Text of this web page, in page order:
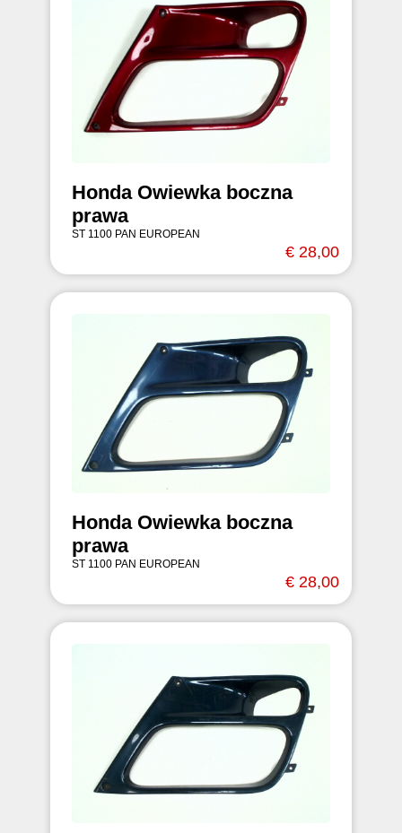
Honda Owiewka boczna
prawa
ST 1100 PAN EUROPEAN
€ 28,00
Honda Owiewka boczna
prawa
ST 1100 PAN EUROPEAN
€ 28,00